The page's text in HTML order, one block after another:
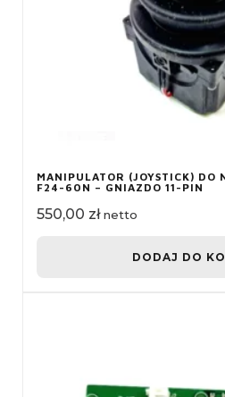
MANIPULATOR (JOYSTICK) DO
F24-60N – GNIAZDO 11-PIN
550,00 zł netto
DODAJ DO